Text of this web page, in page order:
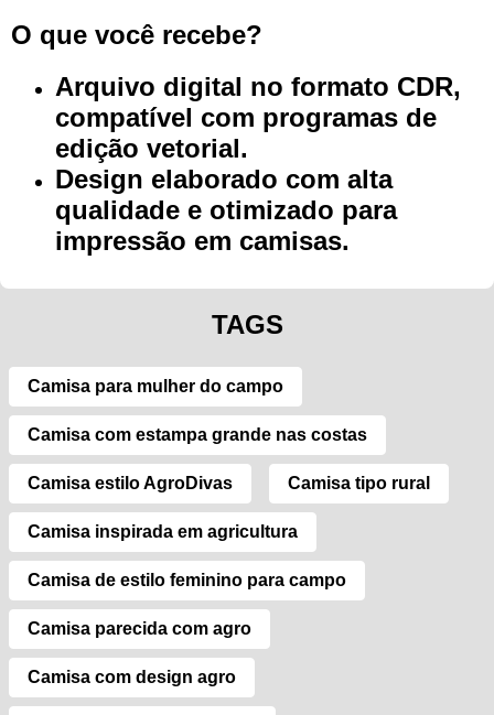
O que você recebe?
Arquivo digital no formato CDR,
compatível com programas de
edição vetorial.
Design elaborado com alta
qualidade e otimizado para
impressão em camisas.
TAGS
Camisa para mulher do campo
Camisa com estampa grande nas costas
Camisa estilo AgroDivas Camisa tipo rural
Camisa inspirada em agricultura
Camisa de estilo feminino para campo
Camisa parecida com agro
Camisa com design agro